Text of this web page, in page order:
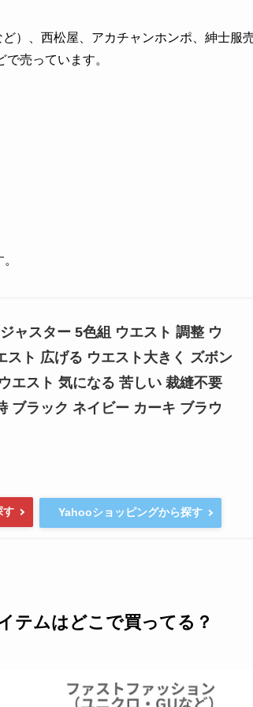
）、西松屋、アカチャンホンポ、紳士服
売っています。
ャスター 5色組 ウエスト 調整 ウ
スト 広げる ウエスト大きく ズボン
エスト 気になる 苦しい 裁縫不要
ブラック ネイビー カーキ ブラウ
す Yahooショッピングから探す
テムはどこで買ってる？